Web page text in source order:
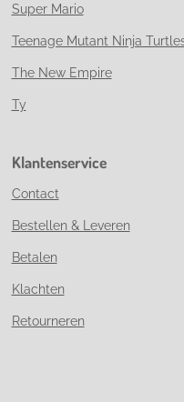
Super Mario
Teenage Mutant Ninja
The New Empire
Ty
Klantenservice
Contact
Bestellen & Leveren
Betalen
Klachten
Retourneren